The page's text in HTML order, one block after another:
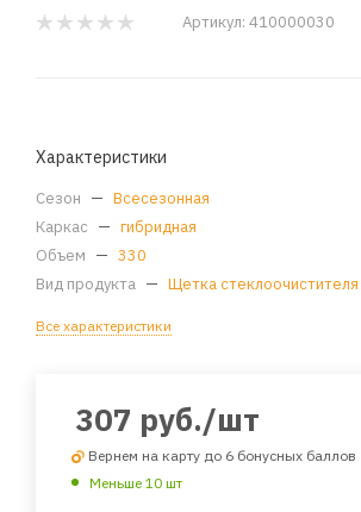
Артикул: 410000030
Характеристики
Сезон — Всесезонная
Каркас — гибридная
Объем — 330
Вид продукта — Щетка стеклоочистителя
Все характеристики
307 руб./шт
Вернем на карту до 6 бонусных баллов
Меньше 10 шт